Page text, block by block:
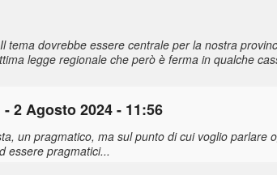
dovrebbe essere centrale per la nostra
legge regionale che però è ferma in qualche
- 2 Agosto 2024 - 11:56
un pragmatico, ma sul punto di cui voglio parlare
essere pragmatici...